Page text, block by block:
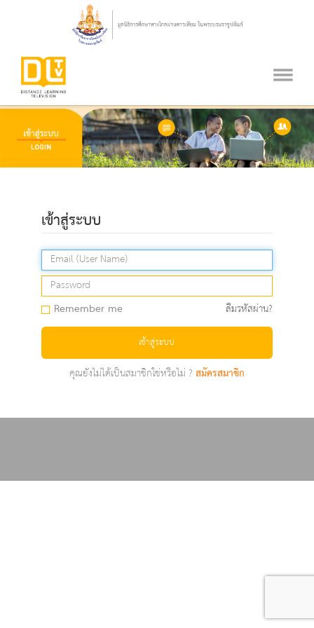
เข้าสู่ระบบ
Remember me ลืมรหัสผ่าน?
เข้าสู่ระบบ
คุณยังไม่ได้เป็นสมาชิกใช่หรือไม่ ?สมัครสมาชิก